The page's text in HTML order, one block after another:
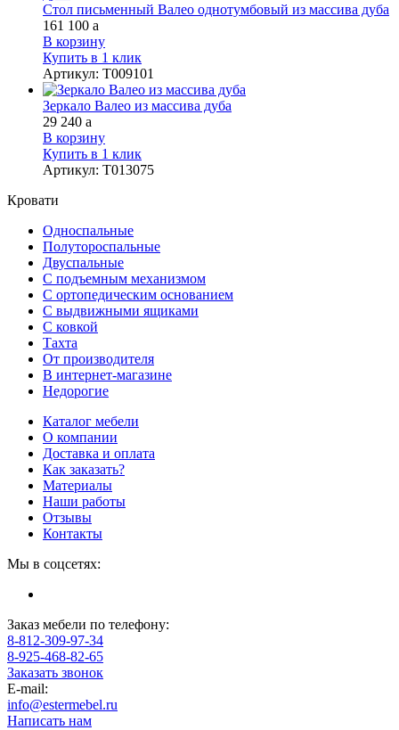
Стол письменный Валео однотумбовый из массива дуба
161 100 a
В корзину
Купить в 1 клик
Артикул: Т009101
Зеркало Валео из массива дуба
29 240 a
В корзину
Купить в 1 клик
Артикул: Т013075
Кровати
Односпальные
Полутороспальные
Двуспальные
С подъемным механизмом
С ортопедическим основанием
С выдвижными ящиками
С ковкой
Тахта
От производителя
В интернет-магазине
Недорогие
Каталог мебели
О компании
Доставка и оплата
Как заказать?
Материалы
Наши работы
Отзывы
Контакты
Мы в соцсетях:
Заказ мебели по телефону:
8-812-309-97-34
8-925-468-82-65
Заказать звонок
E-mail:
info@estermebel.ru
Написать нам